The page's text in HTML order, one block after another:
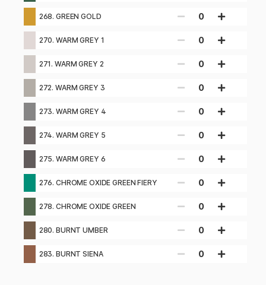
268. GREEN GOLD 0
270. WARM GREY 1 0
271. WARM GREY 2 0
272. WARM GREY 3 0
273. WARM GREY 4 0
274. WARM GREY 5 0
275. WARM GREY 6 0
276. CHROME OXIDE GREEN FIERY 0
278. CHROME OXIDE GREEN 0
280. BURNT UMBER 0
283. BURNT SIENA 0